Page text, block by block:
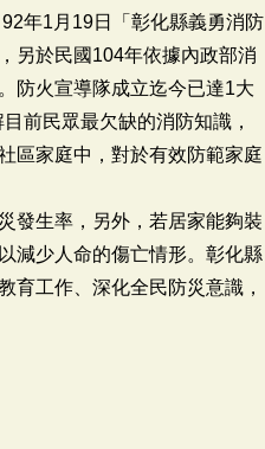
年1月19日「彰化縣義勇消防
另於民國104年依據內政部消
防火宣導隊成立迄今已達1大
前民眾最欠缺的消防知識，
區家庭中，對於有效防範家庭
發生率，另外，若居家能夠裝
減少人命的傷亡情形。彰化縣
育工作、深化全民防災意識，